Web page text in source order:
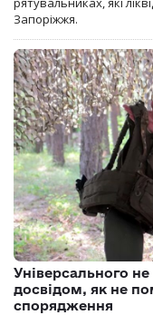
Запоріжжя.
Універсального
досвідом, як не
спорядження